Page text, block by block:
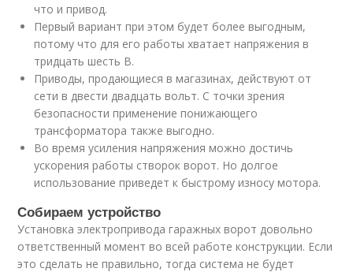
что и привод.
Первый вариант при этом будет более выгодным,
потому что для его работы хватает напряжения в
тридцать шесть В.
Приводы, продающиеся в магазинах, действуют от
сети в двести двадцать вольт. С точки зрения
безопасности применение понижающего
трансформатора также выгодно.
Во время усиления напряжения можно достичь
ускорения работы створок ворот. Но долгое
использование приведет к быстрому износу мотора.
Собираем устройство
Установка электропривода гаражных ворот довольно
ответственный момент во всей работе конструкции. Если
это сделать не правильно, тогда система не будет